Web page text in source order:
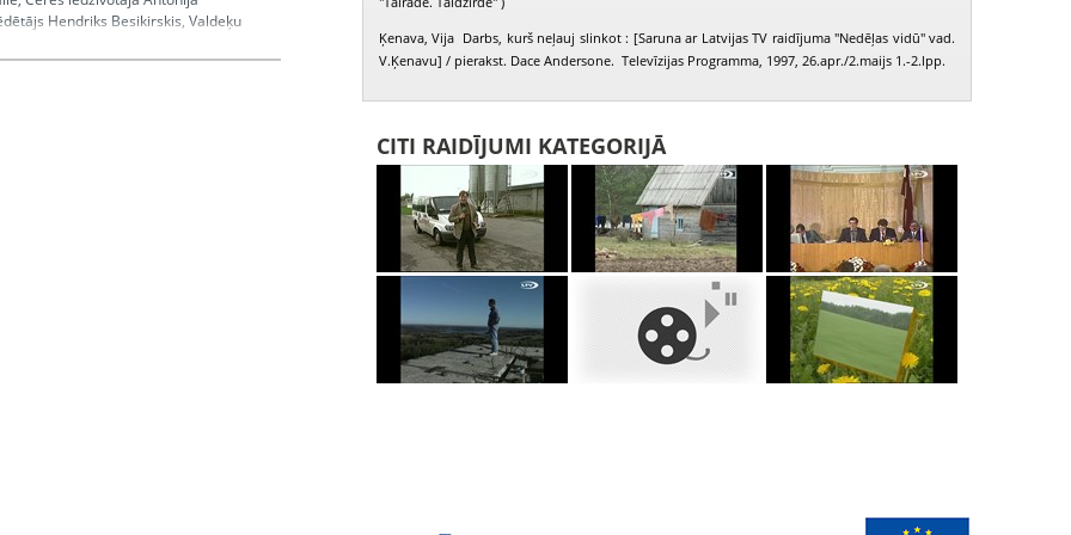
Hendriks Besikirskis, Valdeķu
ar lauku teritoriju domes
Antonija, Besikirskis Hendriks,
Ķenava, Vija Darbs, kurš neļauj slinkot : [Saruna ar Latvijas TV raidījuma "Nedēļas vidū" vad.
V.Ķenavu] / pierakst. Dace Andersone. Televīzijas Programma, 1997, 26.apr./2.maijs 1.-2.lpp.
CITI RAIDĪJUMI KATEGORIJĀ